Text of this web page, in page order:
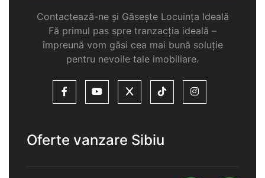
Contactează-ne și Găsește Locuința Ideală
Fă primul pas spre tranzacția ideală –
împreună vom găsi cea mai bună soluție
pentru nevoile tale imobiliare.
Oferte vanzare Sibiu